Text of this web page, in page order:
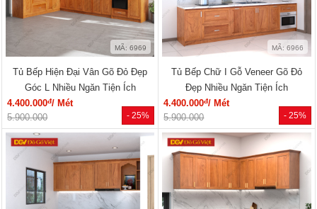
- 25%
MÃ: 6969
Tủ Bếp Hiện Đại Vân Gõ Đỏ Đẹp
Góc L Nhiều Ngăn Tiện Ích
4.400.000đ/ Mét
5.900.000
- 25%
MÃ: 6966
Tủ Bếp Chữ I Gỗ Veneer Gõ Đỏ
Đẹp Nhiều Ngăn Tiện Ích
4.400.000đ/ Mét
5.900.000